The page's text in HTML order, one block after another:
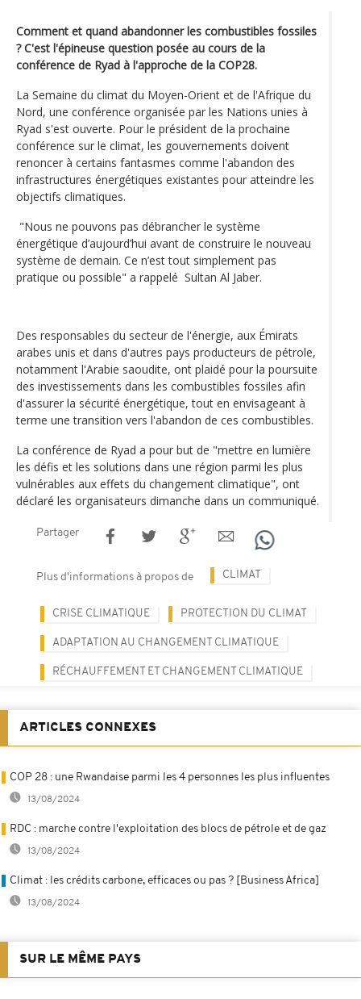
Comment et quand abandonner les combustibles fossiles
? C'est l'épineuse question posée au cours de la
conférence de Ryad à l'approche de la COP28.
La Semaine du climat du Moyen-Orient et de l'Afrique du
Nord, une conférence organisée par les Nations unies à
Ryad s'est ouverte. Pour le président de la prochaine
conférence sur le climat, les gouvernements doivent
renoncer à certains fantasmes comme l'abandon des
infrastructures énergétiques existantes pour atteindre les
objectifs climatiques.
"Nous ne pouvons pas débrancher le système
énergétique d’aujourd’hui avant de construire le nouveau
système de demain. Ce n’est tout simplement pas
pratique ou possible" a rappelé Sultan Al Jaber.
Des responsables du secteur de l'énergie, aux Émirats
arabes unis et dans d'autres pays producteurs de pétrole,
notamment l'Arabie saoudite, ont plaidé pour la poursuite
des investissements dans les combustibles fossiles afin
d'assurer la sécurité énergétique, tout en envisageant à
terme une transition vers l'abandon de ces combustibles.
La conférence de Ryad a pour but de "mettre en lumière
les défis et les solutions dans une région parmi les plus
vulnérables aux effets du changement climatique", ont
déclaré les organisateurs dimanche dans un communiqué.
Partager
Plus d'informations à propos de CLIMAT
CRISE CLIMATIQUE PROTECTION DU CLIMAT
ADAPTATION AU CHANGEMENT CLIMATIQUE
RÉCHAUFFEMENT ET CHANGEMENT CLIMATIQUE
ARTICLES CONNEXES
COP 28 : une Rwandaise parmi les 4 personnes les plus influentes
13/08/2024
RDC : marche contre l'exploitation des blocs de pétrole et de gaz
13/08/2024
Climat : les crédits carbone, efficaces ou pas ? [Business Africa]
13/08/2024
SUR LE MÊME PAYS